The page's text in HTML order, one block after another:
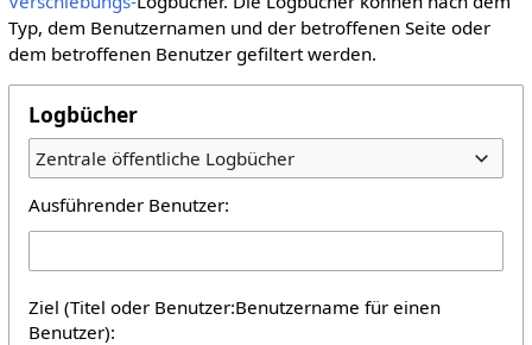
Typ, dem Benutzernamen und der betroffenen Seite oder
dem betroffenen Benutzer gefiltert werden.
Logbücher
Zentrale öffentliche Logbücher
Ausführender Benutzer:
Ziel (Titel oder Benutzer:Benutzername für einen
Benutzer):